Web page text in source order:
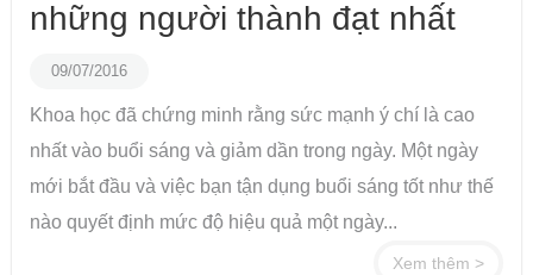
những người thành đạt nhất
09/07/2016
Khoa học đã chứng minh rằng sức mạnh ý chí là cao
nhất vào buổi sáng và giảm dần trong ngày. Một ngày
mới bắt đầu và việc bạn tận dụng buổi sáng tốt như thế
nào quyết định mức độ hiệu quả một ngày...
Xem thêm >